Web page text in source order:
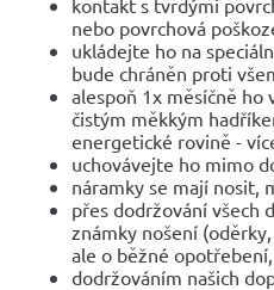
nebo povrchová
ukládejte ho na
bude chráněn proti
alespoň 1x měsíčně
čistým měkkým
energetické rovině -
uchovávejte ho mimo
náramky se mají nosit,
přes dodržování všech
známky nošení
ale o běžné
dodržováním našich